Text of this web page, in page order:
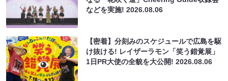
などを実施!2026.08.06
【密着】分刻みのスケジュールで広島を駆
け抜ける! レイザーラモン「笑う錯覚展」
1日PR大使の全貌を大公開!2026.08.06